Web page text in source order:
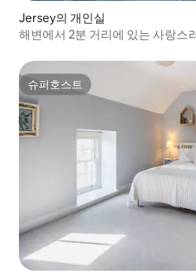
Jersey의 개인실
해변에서 2분 거리에 있는 사랑스
슈퍼호스트
슈퍼호스트